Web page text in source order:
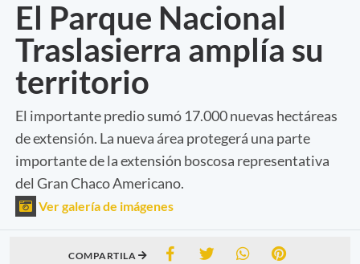
El Parque Nacional
Traslasierra amplía su
territorio
El importante predio sumó 17.000 nuevas hectáreas
de extensión. La nueva área protegerá una parte
importante de la extensión boscosa representativa
del Gran Chaco Americano.
Ver galería de imágenes
COMPARTILA